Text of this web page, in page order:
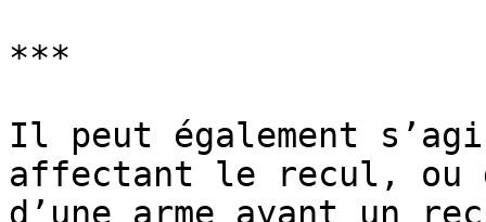
***
Il peut également
affectant le recul, ou
d’une arme ayant un